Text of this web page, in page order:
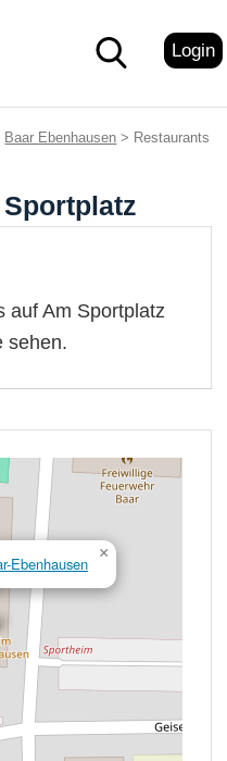
Login
Baar Ebenhausen > Restaurants
auf Am Sportplatz
sehen.